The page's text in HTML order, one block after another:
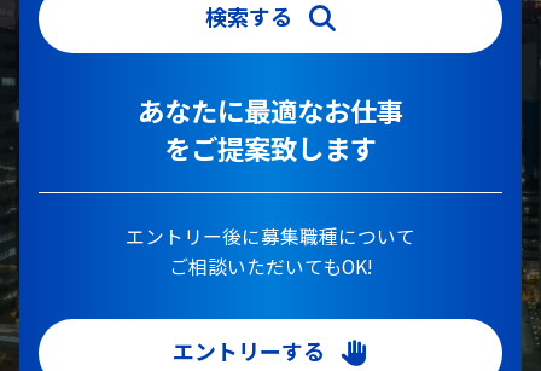
検索する
あなたに最適なお仕事
をご提案致します
エントリー後に募集職種について
ご相談いただいてもOK!
エントリーする